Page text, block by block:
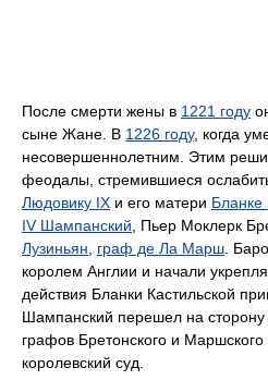
После смерти жены в 1221 году
сыне Жане. В 1226 году, когда
несовершеннолетним. Этим
феодалы, стремившиеся
Людовику IX и его матери Бланке
IV Шампанский, Пьер Моклерк
Лузиньян, граф де Ла Марш.
королем Англии и начали
действия Бланки Кастильской
Шампанский перешел на сторону
графов Бретонского и
королевский суд.